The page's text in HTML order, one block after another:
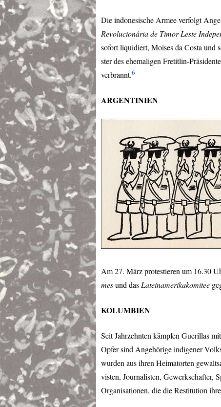
Die indonesische Armee verfolgt
Revolucionária de Timor-Leste
sofort liquidiert, Moises da Costa und
ster des ehemaligen Fretitlin-
verbrannt.6
ARGENTINIEN
Am 27. März protestieren um 16.30
mesund das Lateinamerikakomitee
KOLUMBIEN
Seit Jahrzehnten kämpfen Guerillas
Opfer sind Angehörige indigener
wurden aus ihren Heimatorten
visten, Journalisten, Gewerkschafter,
Organisationen, die die Restitution